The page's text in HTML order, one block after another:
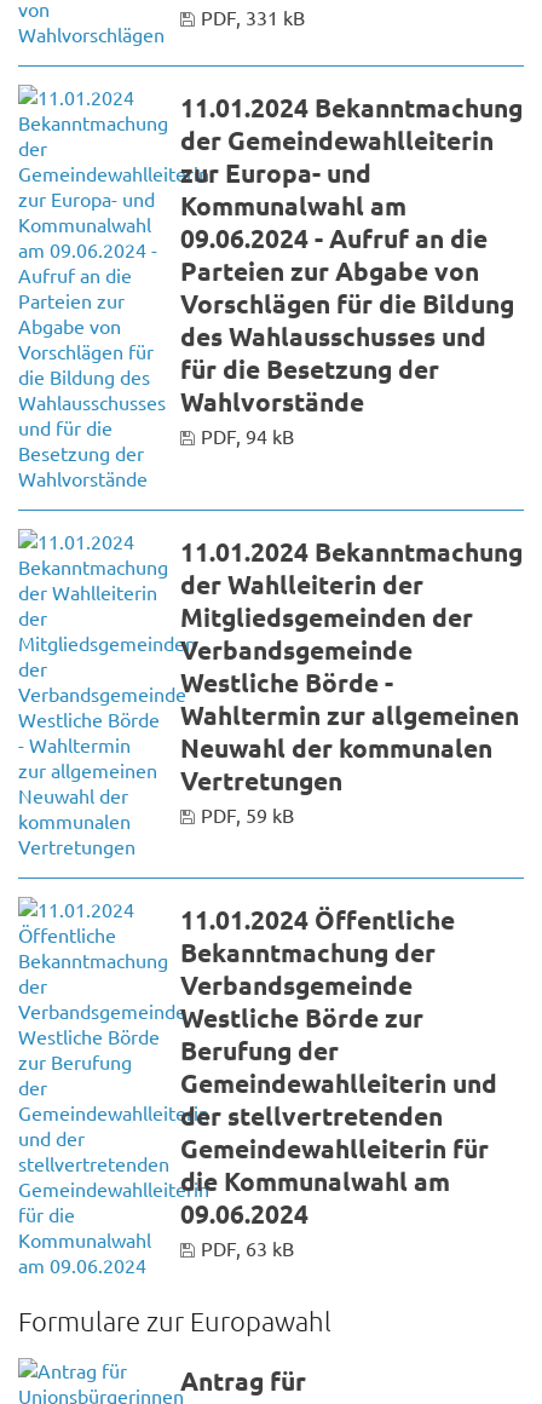
PDF, 331 kB
11.01.2024 Bekanntmachung
der Gemeindewahlleiterin
zur Europa- und
Kommunalwahl am
09.06.2024 - Aufruf an die
Parteien zur Abgabe von
Vorschlägen für die Bildung
des Wahlausschusses und
für die Besetzung der
Wahlvorstände
PDF, 94 kB
11.01.2024 Bekanntmachung
der Wahlleiterin der
Mitgliedsgemeinden der
Verbandsgemeinde
Westliche Börde -
Wahltermin zur allgemeinen
Neuwahl der kommunalen
Vertretungen
PDF, 59 kB
11.01.2024 Öffentliche
Bekanntmachung der
Verbandsgemeinde
Westliche Börde zur
Berufung der
Gemeindewahlleiterin und
der stellvertretenden
Gemeindewahlleiterin für
die Kommunalwahl am
09.06.2024
PDF, 63 kB
Formulare zur Europawahl
Antrag für